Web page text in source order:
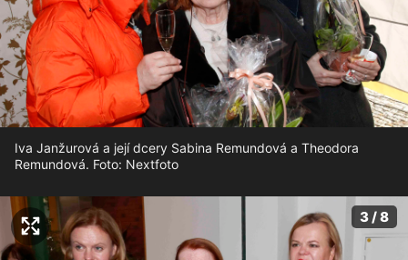
Iva Janžurová a její dcery Sabina Remundová a Theodora
Remundová. Foto: Nextfoto
3 / 8